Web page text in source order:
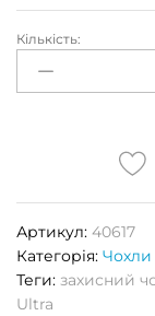
Чохол
FIBRA
СARBONITE
S26
(синій)
Кількість
Кількість:
Артикул: 40617
Категорія: Чохли
Теги: захисний
Ultra